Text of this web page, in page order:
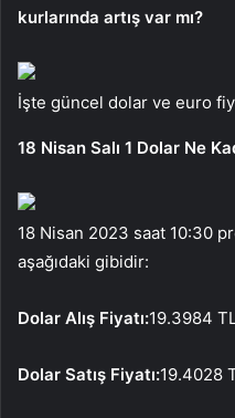
kurlarında artış var mı?
İşte güncel dolar ve euro
18 Nisan Salı 1 Dolar Ne
18 Nisan 2023 saat 10:30
aşağıdaki gibidir:
Dolar Alış Fiyatı:19.3984
Dolar Satış Fiyatı:19.4028